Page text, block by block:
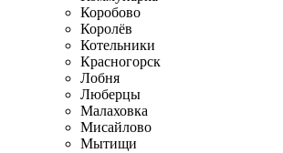
Коробово
Королёв
Котельники
Красногорск
Лобня
Люберцы
Малаховка
Мисайлово
Мытищи